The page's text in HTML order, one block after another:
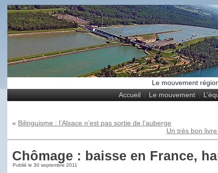
Le mouvement
Accueil
Le mouvement
« Bilinguisme : l’Alsace n’est pas sortie de l’auberge
Un très bon
Chômage : baisse en France,
Publié le 30 septembre 2011